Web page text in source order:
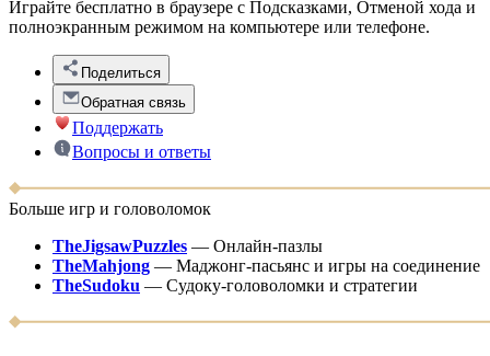
Играйте бесплатно в браузере с Подсказками, Отменой хода и
полноэкранным режимом на компьютере или телефоне.
Поделиться
Обратная связь
Поддержать
Вопросы и ответы
Больше игр и головоломок
TheJigsawPuzzles — Онлайн-пазлы
TheMahjong — Маджонг-пасьянс и игры на соединение
TheSudoku — Судоку-головоломки и стратегии